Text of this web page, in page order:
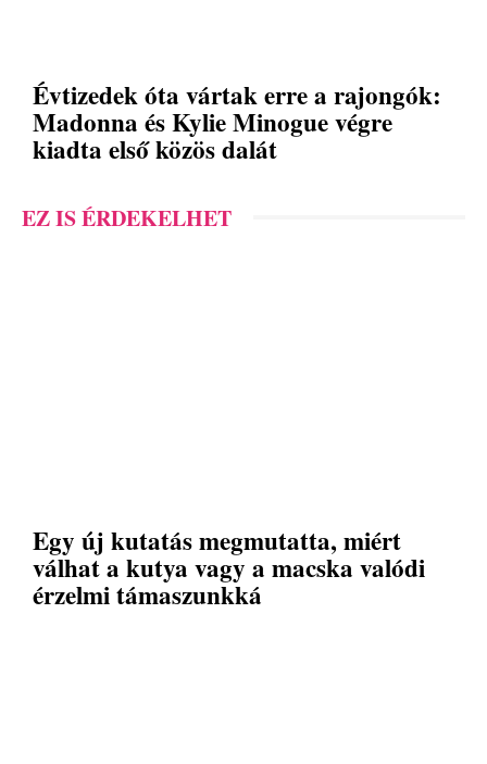
Évtizedek óta vártak erre a rajongók:
Madonna és Kylie Minogue végre
kiadta első közös dalát
EZ IS ÉRDEKELHET
Egy új kutatás megmutatta, miért
válhat a kutya vagy a macska valódi
érzelmi támaszunkká